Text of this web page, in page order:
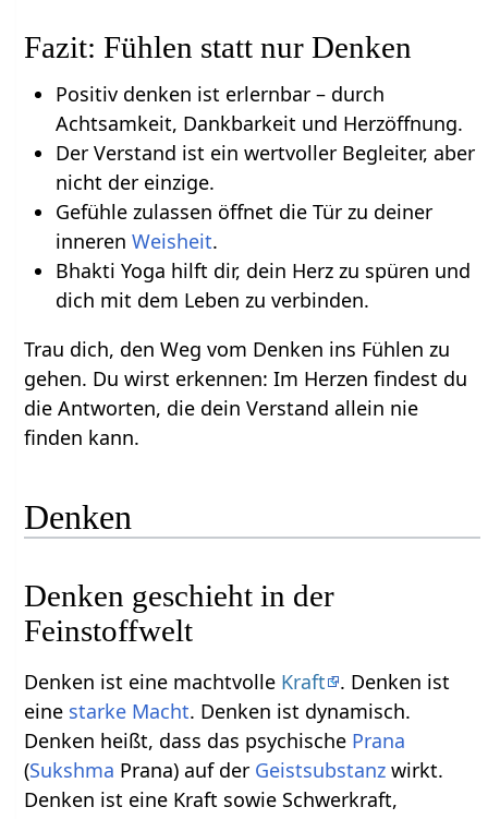
Fazit: Fühlen statt nur Denken
Positiv denken ist erlernbar – durch
Achtsamkeit, Dankbarkeit und Herzöffnung.
Der Verstand ist ein wertvoller Begleiter, aber
nicht der einzige.
Gefühle zulassen öffnet die Tür zu deiner
inneren Weisheit.
Bhakti Yoga hilft dir, dein Herz zu spüren und
dich mit dem Leben zu verbinden.
Trau dich, den Weg vom Denken ins Fühlen zu
gehen. Du wirst erkennen: Im Herzen findest du
die Antworten, die dein Verstand allein nie
finden kann.
Denken
Denken geschieht in der
Feinstoffwelt
Denken ist eine machtvolle Kraft
. Denken ist
eine starke Macht. Denken ist dynamisch.
Denken heißt, dass das psychische Prana
(Sukshma Prana) auf der Geistsubstanz wirkt.
Denken ist eine Kraft sowie Schwerkraft,